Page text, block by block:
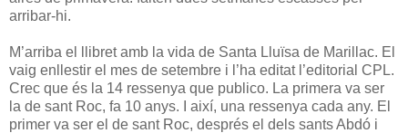
arribar-hi.
M’arriba el llibret amb la vida de Santa Lluïsa de Marillac. El
vaig enllestir el mes de setembre i l’ha editat l’editorial CPL.
Crec que és la 14 ressenya que publico. La primera va ser
la de sant Roc, fa 10 anys. I així, una ressenya cada any. El
primer va ser el de sant Roc, després el dels sants Abdó i